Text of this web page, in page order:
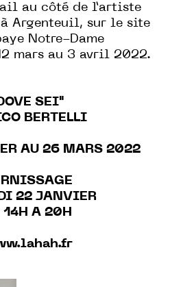
au côté de l’artiste
à Argenteuil, sur le site
Notre-Dame
mars au 3 avril 2022.
SEI"
BERTELLI
AU 26 MARS 2022
22 JANVIER
14H A 20 H